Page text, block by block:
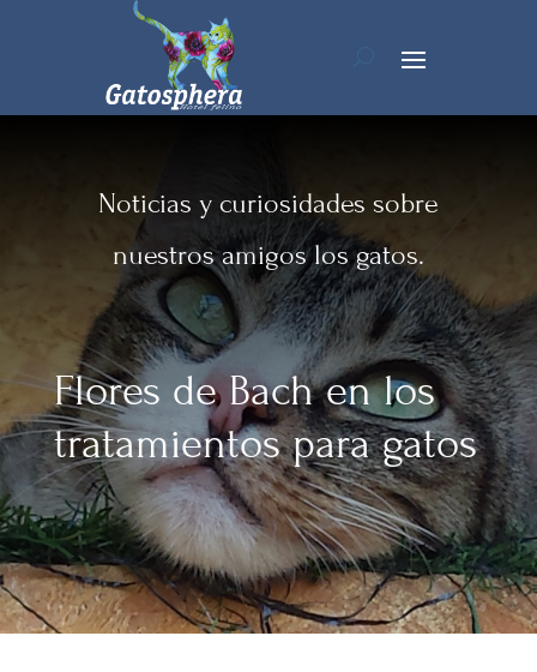
Noticias y curiosidades sobre
nuestros amigos los gatos.
Flores de Bach en los
tratamientos para gatos